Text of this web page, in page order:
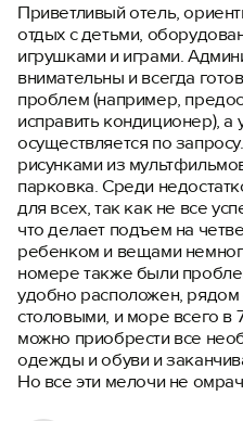
Приветливый отель,
отдых с детьми,
игрушками и играми.
внимательны и всегда
проблем (например,
исправить кондиционер),
осуществляется по
рисунками из
парковка. Среди
для всех, так как не все
что делает подъем на
ребенком и вещами
номере также были
удобно расположен,
столовыми, и море всего в
можно приобрести все
одежды и обуви и
Но все эти мелочи не